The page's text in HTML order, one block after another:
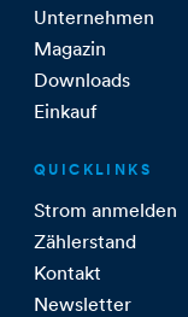
Unternehmen
Magazin
Downloads
Einkauf
QUICKLINKS
Strom anmelden
Zählerstand
Kontakt
Newsletter